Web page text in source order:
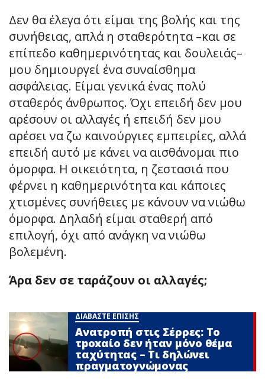
Δεν θα έλεγα ότι είμαι της βολής και της
συνήθειας, απλά η σταθερότητα –και σε
επίπεδο καθημερινότητας και δουλειάς–
μου δημιουργεί ένα συναίσθημα
ασφάλειας. Είμαι γενικά ένας πολύ
σταθερός άνθρωπος. Όχι επειδή δεν μου
αρέσουν οι αλλαγές ή επειδή δεν μου
αρέσει να ζω καινούργιες εμπειρίες, αλλά
επειδή αυτό με κάνει να αισθάνομαι πιο
όμορφα. Η οικειότητα, η ζεστασιά που
φέρνει η καθημερινότητα και κάποιες
χτισμένες συνήθειες με κάνουν να νιώθω
όμορφα. Δηλαδή είμαι σταθερή από
επιλογή, όχι από ανάγκη να νιώθω
βολεμένη.
Άρα δεν σε ταράζουν οι αλλαγές;
ΔΙΑΒΑΣΤΕ ΕΠΙΣΗΣ
Ανατροπή στις Σέρρες: Το
τpoxαίο δεν ήταν μόνο θέμα
ταχύτητας – Τι δηλώνει
πραγματογνώμονας